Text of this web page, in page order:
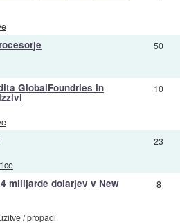
50
GlobalFoundries in 10
23
milijarde dolarjev v New
/ propadi
8